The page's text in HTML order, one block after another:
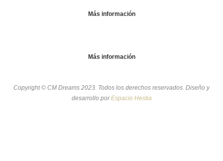
Más información
Más información
Copyright © CM Dreams 2023. Todos los derechos reservados. Diseño y
desarrollo por Espacio Hestia